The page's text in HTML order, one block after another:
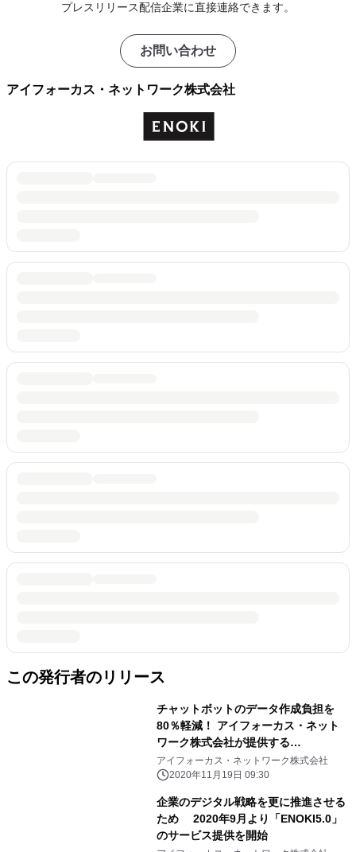
プレスリリース配信企業に直接連絡できます。
お問い合わせ
アイフォーカス・ネットワーク株式会社
この発行者のリリース
チャットボットのデータ作成負担を
80％軽減！ アイフォーカス・ネット
ワーク株式会社が提供する
「ENOKI5.0」に新機能をリリース
アイフォーカス・ネットワーク株式会社
2020年11月19日 09:30
企業のデジタル戦略を更に推進させる
ため 2020年9月より「ENOKI5.0」
のサービス提供を開始